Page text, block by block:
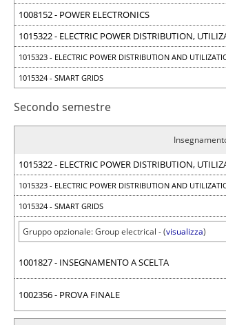
1008152 - POWER ELECTRONICS
1015322 - ELECTRIC POWER DISTRIBUTION,
1015323 - ELECTRIC POWER DISTRIBUTION AND
1015324 - SMART GRIDS
Secondo semestre
1015322 - ELECTRIC POWER DISTRIBUTION,
1015323 - ELECTRIC POWER DISTRIBUTION AND
1015324 - SMART GRIDS
Gruppo opzionale: Group electrical - (visualizza)
1001827 - INSEGNAMENTO A SCELTA
1002356 - PROVA FINALE